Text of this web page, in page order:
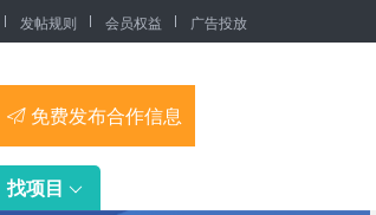
发帖规则 会员权益 广告投放
免费发布合作信息
找项目